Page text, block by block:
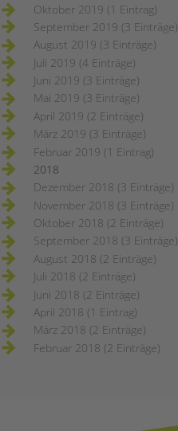
Oktober 2019 (1 Eintrag)
September 2019 (3 Einträge)
August 2019 (3 Einträge)
Juli 2019 (4 Einträge)
Juni 2019 (3 Einträge)
Mai 2019 (3 Einträge)
April 2019 (2 Einträge)
März 2019 (3 Einträge)
Februar 2019 (1 Eintrag)
2018
Dezember 2018 (3 Einträge)
November 2018 (3 Einträge)
Oktober 2018 (2 Einträge)
September 2018 (3 Einträge)
August 2018 (2 Einträge)
Juli 2018 (2 Einträge)
Juni 2018 (2 Einträge)
April 2018 (1 Eintrag)
März 2018 (2 Einträge)
Februar 2018 (2 Einträge)